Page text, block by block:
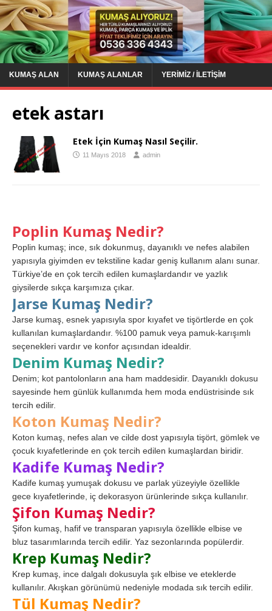
KUMAŞ ALAN KUMAŞ ALANLAR YERIMIZ / İLETIŞIM
etek astarı
Etek İçin Kumaş Nasıl Seçilir.
11 Mayıs 2018 admin
Poplin Kumaş Nedir?
Poplin kumaş; ince, sık dokunmuş, dayanıklı ve nefes alabilen
yapısıyla giyimden ev tekstiline kadar geniş kullanım alanı sunar.
Türkiye’de en çok tercih edilen kumaşlardandır ve yazlık
giysilerde sıkça karşımıza çıkar.
Jarse Kumaş Nedir?
Jarse kumaş, esnek yapısıyla spor kıyafet ve tişörtlerde en çok
kullanılan kumaşlardandır. %100 pamuk veya pamuk-karışımlı
seçenekleri vardır ve konfor açısından idealdir.
Denim Kumaş Nedir?
Denim; kot pantolonların ana ham maddesidir. Dayanıklı dokusu
sayesinde hem günlük kullanımda hem moda endüstrisinde sık
tercih edilir.
Koton Kumaş Nedir?
Koton kumaş, nefes alan ve cilde dost yapısıyla tişört, gömlek ve
çocuk kıyafetlerinde en çok tercih edilen kumaşlardan biridir.
Kadife Kumaş Nedir?
Kadife kumaş yumuşak dokusu ve parlak yüzeyiyle özellikle
gece kıyafetlerinde, iç dekorasyon ürünlerinde sıkça kullanılır.
Şifon Kumaş Nedir?
Şifon kumaş, hafif ve transparan yapısıyla özellikle elbise ve
bluz tasarımlarında tercih edilir. Yaz sezonlarında popülerdir.
Krep Kumaş Nedir?
Krep kumaş, ince dalgalı dokusuyla şık elbise ve eteklerde
kullanılır. Akışkan görünümü nedeniyle modada sık tercih edilir.
Tül Kumaş Nedir?